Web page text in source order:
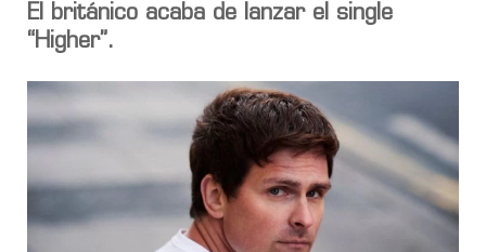
El británico acaba de lanzar el single
“Higher”.